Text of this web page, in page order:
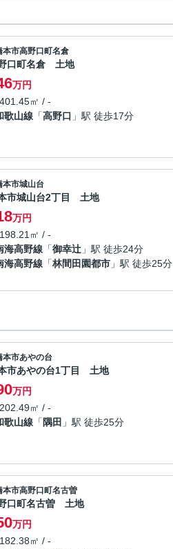
本市高野口町名倉
口町名倉 土地
万円
㎡ / -
歌山線 「高野口 」駅 徒歩17分
本市城山台
市城山台2丁目 土地
万円
㎡ / -
海高野線 「御幸辻 」駅 徒歩24分
海高野線 「林間田園都市 」駅 徒歩25分
本市あやの台
市あやの台1丁目 土地
万円
㎡ / -
歌山線 「 隅田 」駅 徒歩25分
本市高野口町名古曽
口町名古曽 土地
万円
㎡ / -